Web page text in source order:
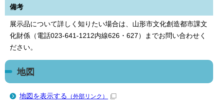
備考
展示品について詳しく知りたい場合は、山形市文化創造都市課文
化財係（電話023-641-1212内線626・627）までお問い合わせく
ださい。
地図
地図を表示する （外部リンク）